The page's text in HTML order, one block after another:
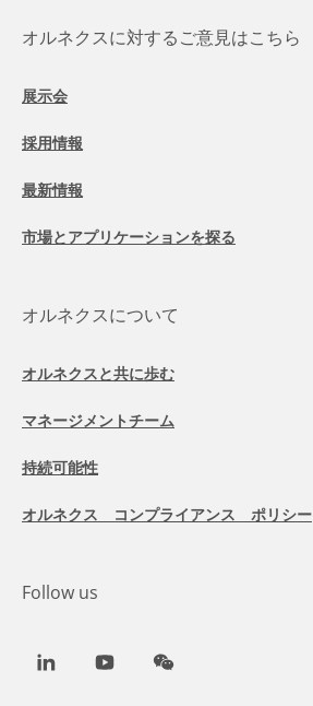
オルネクスに対するご意見はこちら
展示会
採用情報
最新情報
市場とアプリケーションを探る
オルネクスについて
オルネクスと共に歩む
マネージメントチーム
持続可能性
オルネクス コンプライアンス ポリシー
Follow us
LinkedInYoutubeWeChat